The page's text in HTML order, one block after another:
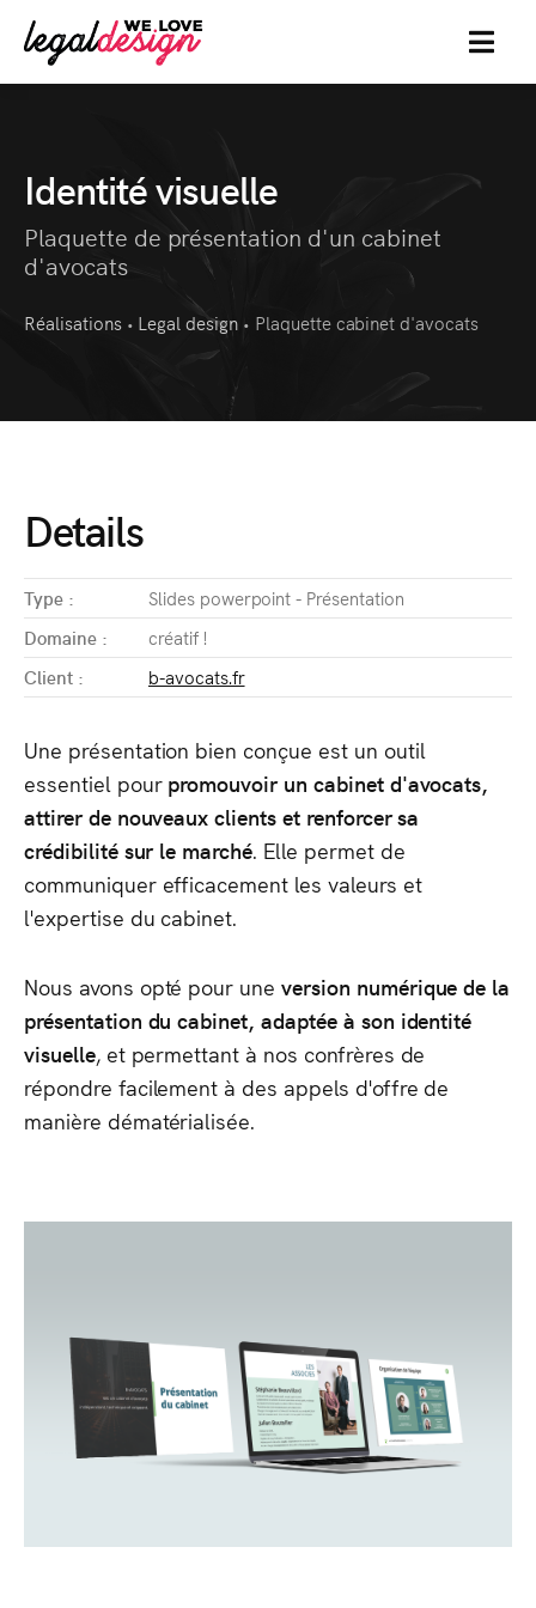
MENU
Identité visuelle
Plaquette de présentation d'un cabinet
d'avocats
Réalisations • Legal design • Plaquette cabinet d'avocats
Details
Type :
Slides powerpoint - Présentation
Domaine :
créatif !
Client :
b-avocats.fr
Une présentation bien conçue est un outil
essentiel pour promouvoir un cabinet d'avocats,
attirer de nouveaux clients et renforcer sa
crédibilité sur le marché. Elle permet de
communiquer efficacement les valeurs et
l'expertise du cabinet.
Nous avons opté pour uneversion numérique de la
présentation du cabinet, adaptée à son identité
visuelle, et permettant à nos confrères de
répondre facilement à des appels d'offre de
manière dématérialisée.